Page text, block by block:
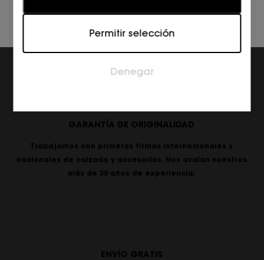
GARANTÍA DE ORIGINALIDAD
Trabajamos con primeras firmas internacionales y
nacionales de calzado y accesorios. Nos avalan nuestros
más de 30 años de experiencia.
ENVÍO GRATIS
los visitantes con las páginas web reuniendo y
mostrar anuncios relevantes y atractivos para el
usuario individual, y por lo tanto, más valiosos para
Permitir selección
Denegar